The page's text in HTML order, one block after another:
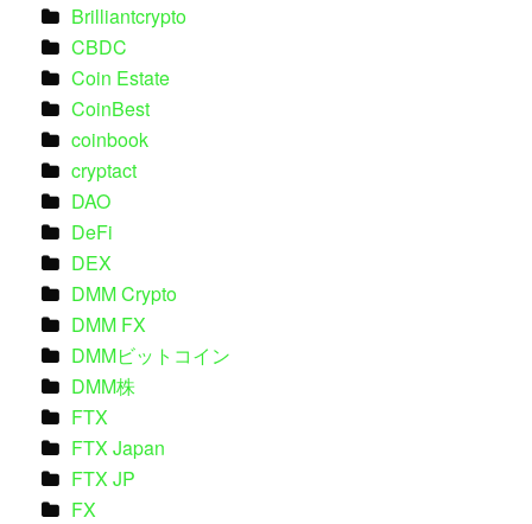
Brilliantcrypto
CBDC
Coin Estate
CoinBest
coinbook
cryptact
DAO
DeFi
DEX
DMM Crypto
DMM FX
DMMビットコイン
DMM株
FTX
FTX Japan
FTX JP
FX